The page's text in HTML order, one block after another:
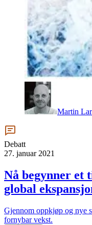
Martin
Debatt
27. januar 2021
Nå begynner et
global
Gjennom oppkjøp og nye
fornybar vekst.